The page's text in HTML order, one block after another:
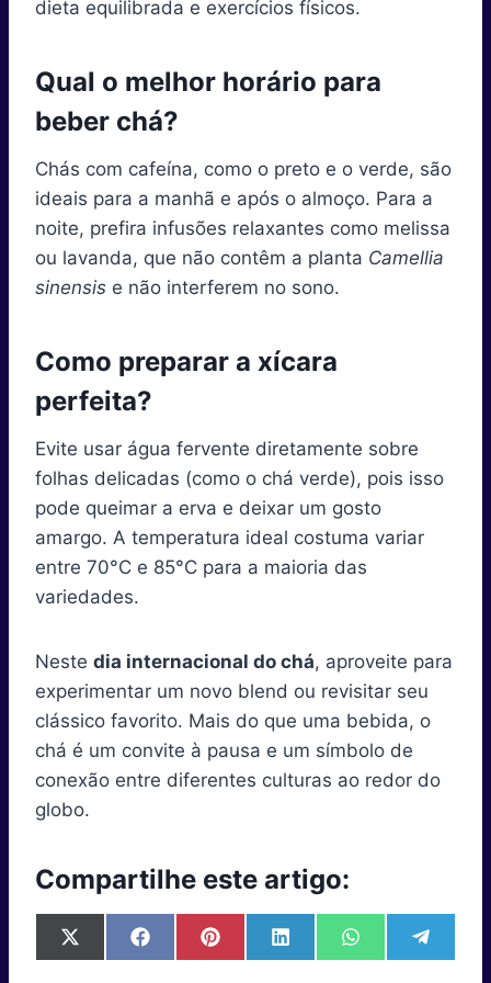
dieta equilibrada e exercícios físicos.
Qual o melhor horário para
beber chá?
Chás com cafeína, como o preto e o verde, são
ideais para a manhã e após o almoço. Para a
noite, prefira infusões relaxantes como melissa
ou lavanda, que não contêm a planta Camellia
sinensis e não interferem no sono.
Como preparar a xícara
perfeita?
Evite usar água fervente diretamente sobre
folhas delicadas (como o chá verde), pois isso
pode queimar a erva e deixar um gosto
amargo. A temperatura ideal costuma variar
entre 70°C e 85°C para a maioria das
variedades.
Neste dia internacional do chá, aproveite para
experimentar um novo blend ou revisitar seu
clássico favorito. Mais do que uma bebida, o
chá é um convite à pausa e um símbolo de
conexão entre diferentes culturas ao redor do
globo.
Compartilhe este artigo:
S
h
X
(
S
h
F
a
S
h
P
i
S
h
L
i
S
h
W
h
S
h
e